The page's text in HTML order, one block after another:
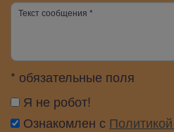
* обязательные поля
Я не робот!
Ознакомлен с